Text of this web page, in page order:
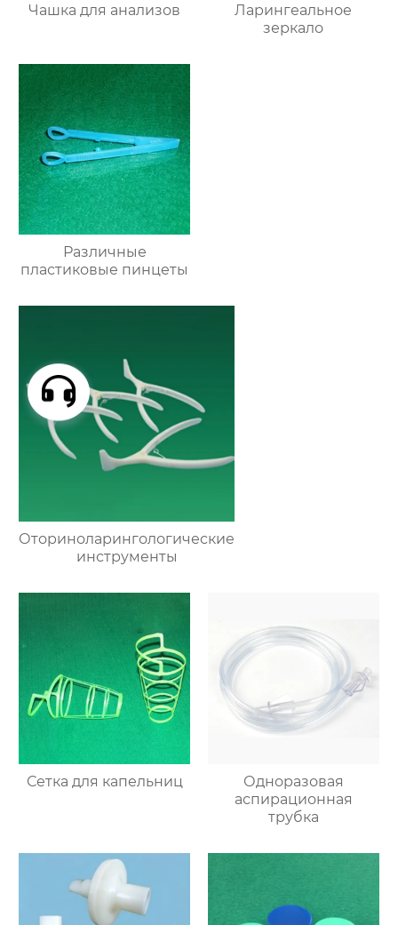
Чашка для анализов
Ларингеальное
зеркало
Различные
пластиковые пинцеты
Оториноларингологические
инструменты
Сетка для капельниц
Одноразовая
аспирационная
трубка